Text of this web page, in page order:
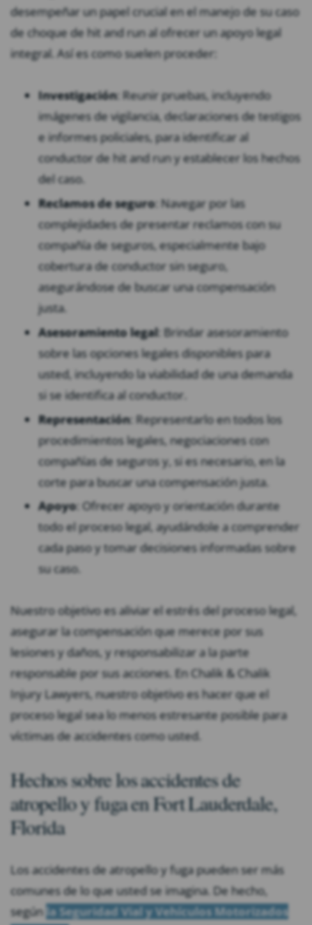
desempeñar un papel crucial en el manejo de su caso
de choque de hit and run al ofrecer un apoyo legal
integral. Así es como suelen proceder:
Investigación: Reunir pruebas, incluyendo
imágenes de vigilancia, declaraciones de testigos
e informes policiales, para identificar al
conductor de hit and run y establecer los hechos
del caso.
Reclamos de seguro: Navegar por las
complejidades de presentar reclamos con su
compañía de seguros, especialmente bajo
cobertura de conductor sin seguro,
asegurándose de buscar una compensación
justa.
Asesoramiento legal: Brindar asesoramiento
sobre las opciones legales disponibles para
usted, incluyendo la viabilidad de una demanda
si se identifica al conductor.
Representación: Representarlo en todos los
procedimientos legales, negociaciones con
compañías de seguros y, si es necesario, en la
corte para buscar una compensación justa.
Apoyo: Ofrecer apoyo y orientación durante
todo el proceso legal, ayudándole a comprender
cada paso y tomar decisiones informadas sobre
su caso.
Nuestro objetivo es aliviar el estrés del proceso legal,
asegurar la compensación que merece por sus
lesiones y daños, y responsabilizar a la parte
responsable por sus acciones. En Chalik & Chalik
Injury Lawyers, nuestro objetivo es hacer que el
proceso legal sea lo menos estresante posible para
víctimas de accidentes como usted.
Hechos sobre los accidentes de
atropello y fuga en Fort Lauderdale,
Florida
Los accidentes de atropello y fuga pueden ser más
comunes de lo que usted se imagina. De hecho,
según la Seguridad Vial y Vehículos Motorizados